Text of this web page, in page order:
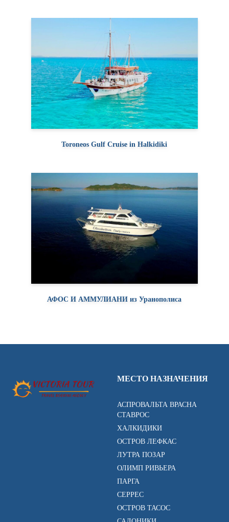
Toroneos Gulf Cruise in Halkidiki
АФОС И АММУЛИАНИ из Уранополиса
МЕСТО НАЗНАЧЕНИЯ
АСПРОВАЛЬТА ВРАСНА
СТАВРОС
ХАЛКИДИКИ
ОСТРОВ ЛЕФКАС
ЛУТРА ПОЗАР
ОЛИМП РИВЬЕРА
ПАРГА
СЕРРЕС
ОСТРОВ ТАСОС